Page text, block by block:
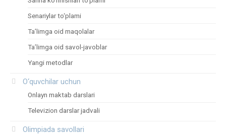
Senariylar to‘plami
Ta’limga oid maqolalar
Ta’limga oid savol-javoblar
Yangi metodlar
O‘quvchilar uchun
Onlayn maktab darslari
Televizion darslar jadvali
Olimpiada savollari